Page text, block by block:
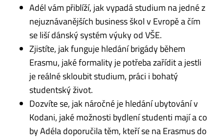
Adél vám přiblíží, jak vypadá studium na jedné z
nejuznávanějších business škol v Evropě a čím
se liší dánský systém výuky od VŠE.
Zjistíte, jak funguje hledání brigády během
Erasmu, jaké formality je potřeba zařídit a jestli
je reálné skloubit studium, práci i bohatý
studentský život.
Dozvíte se, jak náročné je hledání ubytování v
Kodani, jaké možnosti bydlení studenti mají a co
by Adéla doporučila těm, kteří se na Erasmus do